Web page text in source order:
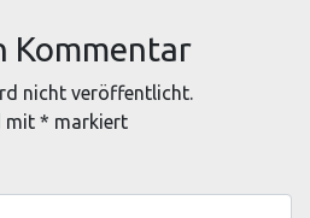
Kommentar
nicht veröffentlicht.
mit * markiert